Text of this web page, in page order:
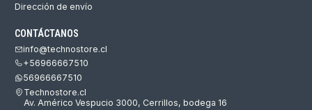
Dirección de envío
CONTÁCTANOS
info@technostore.cl
+56966667510
56966667510
Technostore.cl
Av. Américo Vespucio 3000, Cerrillos, bodega 16